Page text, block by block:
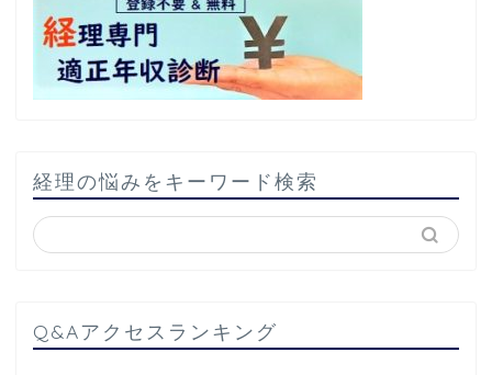
経理の悩みをキーワード検索
Q&Aアクセスランキング